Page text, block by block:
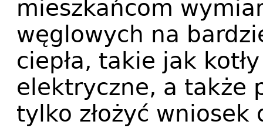
mieszkańcom
węglowych na
ciepła, takie jak
elektryczne, a także
tylko złożyć wniosek